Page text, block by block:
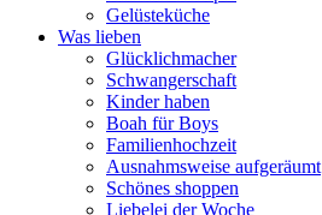
Gelüsteküche
Was lieben
Glücklichmacher
Schwangerschaft
Kinder haben
Boah für Boys
Familienhochzeit
Ausnahmsweise aufgeräumt
Schönes shoppen
Liebelei der Woche